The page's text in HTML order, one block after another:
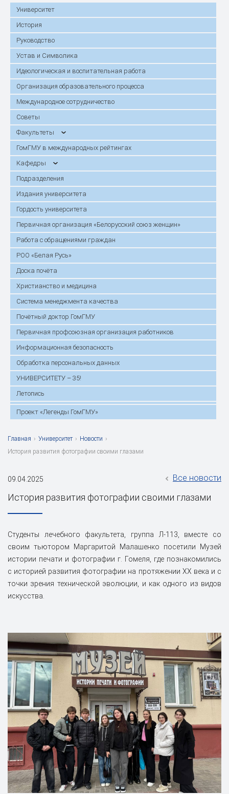
Университет
История
Руководство
Устав и Символика
Идеологическая и воспитательная работа
Организация образовательного процесса
Международное сотрудничество
Советы
Факультеты
ГомГМУ в международных рейтингах
Кафедры
Подразделения
Издания университета
Гордость университета
Первичная организация «Белорусский союз женщин»
Работа с обращениями граждан
РОО «Белая Русь»
Доска почёта
Христианство и медицина
Система менеджмента качества
Почётный доктор ГомГМУ
Первичная профсоюзная организация работников
Информационная безопасность
Обработка персональных данных
УНИВЕРСИТЕТУ – 35!
Летопись
Проект «Легенды ГомГМУ»
Главная › Университет › Новости ›
История развития фотографии своими глазами
09.04.2025 Все новости
История развития фотографии своими глазами
Студенты лечебного факультета, группа Л-113, вместе со
своим тьютором Маргаритой Малашенко посетили Музей
истории печати и фотографии г. Гомеля, где познакомились
с историей развития фотографии на протяжении XX века и с
точки зрения технической эволюции, и как одного из видов
искусства.